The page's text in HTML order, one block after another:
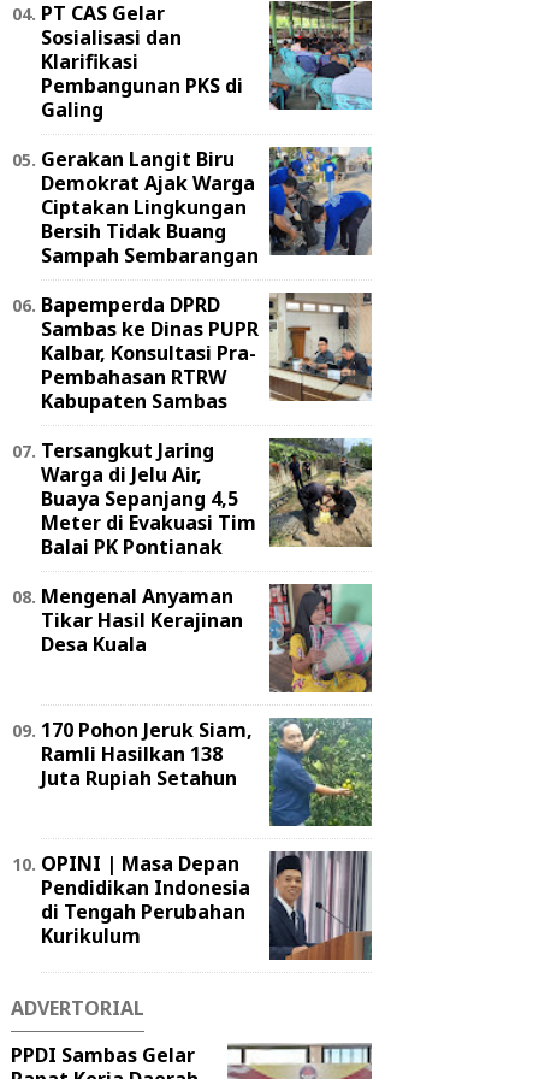
PT CAS Gelar
Sosialisasi dan
Klarifikasi
Pembangunan PKS di
Galing
Gerakan Langit Biru
Demokrat Ajak Warga
Ciptakan Lingkungan
Bersih Tidak Buang
Sampah Sembarangan
Bapemperda DPRD
Sambas ke Dinas PUPR
Kalbar, Konsultasi Pra-
Pembahasan RTRW
Kabupaten Sambas
Tersangkut Jaring
Warga di Jelu Air,
Buaya Sepanjang 4,5
Meter di Evakuasi Tim
Balai PK Pontianak
Mengenal Anyaman
Tikar Hasil Kerajinan
Desa Kuala
170 Pohon Jeruk Siam,
Ramli Hasilkan 138
Juta Rupiah Setahun
OPINI | Masa Depan
Pendidikan Indonesia
di Tengah Perubahan
Kurikulum
ADVERTORIAL
PPDI Sambas Gelar